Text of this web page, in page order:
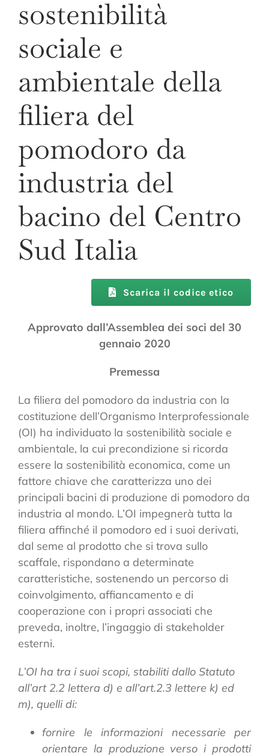
sostenibilità
sociale e
ambientale della
filiera del
pomodoro da
industria del
bacino del Centro
Sud Italia
Scarica il codice etico
Approvato dall’Assemblea dei soci del 30
gennaio 2020
Premessa
La filiera del pomodoro da industria con la
costituzione dell’Organismo Interprofessionale
(OI) ha individuato la sostenibilità sociale e
ambientale, la cui precondizione si ricorda
essere la sostenibilità economica, come un
fattore chiave che caratterizza uno dei
principali bacini di produzione di pomodoro da
industria al mondo. L’OI impegnerà tutta la
filiera affinché il pomodoro ed i suoi derivati,
dal seme al prodotto che si trova sullo
scaffale, rispondano a determinate
caratteristiche, sostenendo un percorso di
coinvolgimento, affiancamento e di
cooperazione con i propri associati che
preveda, inoltre, l’ingaggio di stakeholder
esterni.
L’OI ha tra i suoi scopi, stabiliti dallo Statuto
all’art 2.2 lettera d) e all’art.2.3 lettere k) ed
m), quelli di:
fornire le informazioni necessarie per
orientare la produzione verso i prodotti